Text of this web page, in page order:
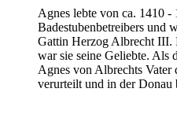
Agnes lebte von ca. 1410 -
Badestubenbetreibers und
Gattin Herzog Albrecht III.
war sie seine Geliebte. Als
Agnes von Albrechts Vater
verurteilt und in der Donau